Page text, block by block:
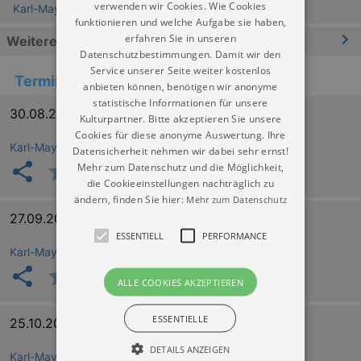
Karl-May-Museum Radebeul
Weitere Informationen
Termine
30.08.2026 15:00
Karl-May-Museum Radebeul
27.09.2026 15:00
Karl-May-Museum Radebeul
25.10.2026 15:00
Karl-May-Museum Radebeul
verwenden wir Cookies. Wie Cookies
funktionieren und welche Aufgabe sie haben,
erfahren Sie in unseren
Datenschutzbestimmungen. Damit wir den
Service unserer Seite weiter kostenlos
anbieten können, benötigen wir anonyme
statistische Informationen für unsere
Kulturpartner. Bitte akzeptieren Sie unsere
Cookies für diese anonyme Auswertung. Ihre
Datensicherheit nehmen wir dabei sehr ernst!
Mehr zum Datenschutz und die Möglichkeit,
die Cookieeinstellungen nachträglich zu
ändern, finden Sie hier: Mehr zum Datenschutz
ESSENTIELL PERFORMANCE
ALLE COOKIES AKZEPTIEREN
ESSENTIELLE
DETAILS ANZEIGEN